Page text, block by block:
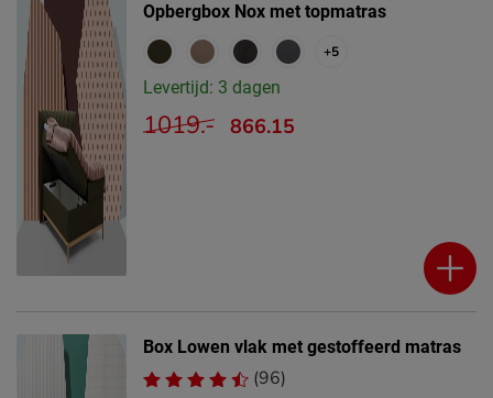
Opbergbox Nox met topmatras
+5
Levertijd: 3 dagen
1019.- 866.15
Box Lowen vlak met gestoffeerd matras
(96)